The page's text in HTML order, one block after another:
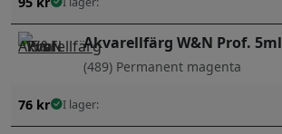
Akvarellfärg W&N Prof. 5ml
(489) Permanent magenta
76 kr I lager: